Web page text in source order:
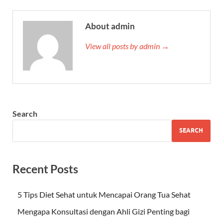
About admin
View all posts by admin →
Search
SEARCH
Recent Posts
5 Tips Diet Sehat untuk Mencapai Orang Tua Sehat
Mengapa Konsultasi dengan Ahli Gizi Penting bagi